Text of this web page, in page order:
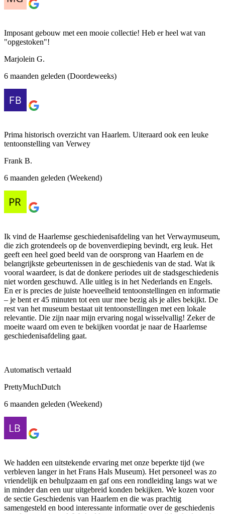
Imposant gebouw met een mooie collectie! Heb er heel wat van
"opgestoken"!
Marjolein G.
6 maanden geleden (Doordeweeks)
Prima historisch overzicht van Haarlem. Uiteraard ook een leuke
tentoonstelling van Verwey
Frank B.
6 maanden geleden (Weekend)
Ik vind de Haarlemse geschiedenisafdeling van het Verwaymuseum,
die zich grotendeels op de bovenverdieping bevindt, erg leuk. Het
geeft een heel goed beeld van de oorsprong van Haarlem en de
belangrijkste gebeurtenissen in de geschiedenis van de stad. Wat ik
vooral waardeer, is dat de donkere periodes uit de stadsgeschiedenis
niet worden geschuwd. Alle uitleg is in het Nederlands en Engels.
En er is precies de juiste hoeveelheid tentoonstellingen en informatie
– je bent er 45 minuten tot een uur mee bezig als je alles bekijkt. De
rest van het museum bestaat uit tentoonstellingen met een lokale
relevantie. Die zijn naar mijn ervaring nogal wisselvallig! Zeker de
moeite waard om even te bekijken voordat je naar de Haarlemse
geschiedenisafdeling gaat.
Automatisch vertaald
PrettyMuchDutch
6 maanden geleden (Weekend)
We hadden een uitstekende ervaring met onze beperkte tijd (we
verbleven langer in het Frans Hals Museum). Het personeel was zo
vriendelijk en behulpzaam en gaf ons een rondleiding langs wat we
in minder dan een uur uitgebreid konden bekijken. We kozen voor
de sectie Geschiedenis van Haarlem en die was prachtig
samengesteld en bood interessante informatie over de geschiedenis